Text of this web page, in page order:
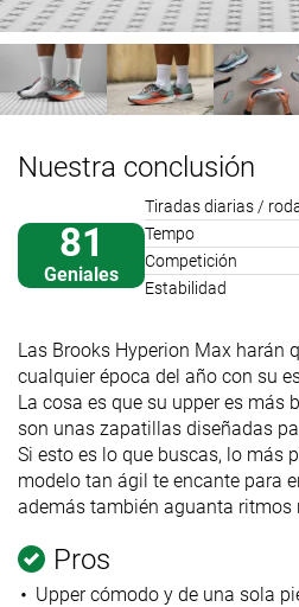
Nuestra conclusión
81
Geniales
Tiradas diarias /
Tempo
Competición
Estabilidad
Las Brooks Hyperion Max harán
cualquier época del año con su
La cosa es que su upper es más
son unas zapatillas diseñadas
Si esto es lo que buscas, lo más
modelo tan ágil te encante para
además también aguanta ritmos
Pros
Upper cómodo y de una sola